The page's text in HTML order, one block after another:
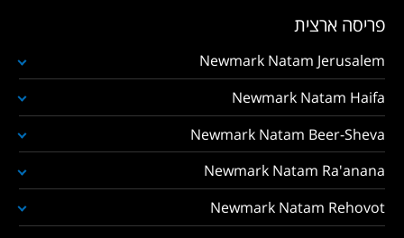
פריסה ארצית
Newmark Natam Jerusalem
Newmark Natam Haifa
Newmark Natam Beer-Sheva
Newmark Natam Ra'anana
Newmark Natam Rehovot